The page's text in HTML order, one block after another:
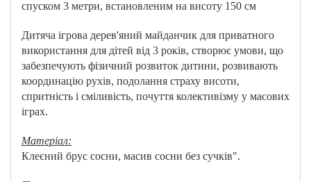
спуском 3 метри, встановленим на висоту 150 см
Дитяча ігрова дерев'яний майданчик для приватного
використання для дітей від 3 років, створює умови, що
забезпечують фізичний розвиток дитини, розвивають
координацію рухів, подолання страху висоти,
спритність і сміливість, почуття колективізму у масових
іграх.
Матеріал:
Клеєний брус сосни, масив сосни без сучків".